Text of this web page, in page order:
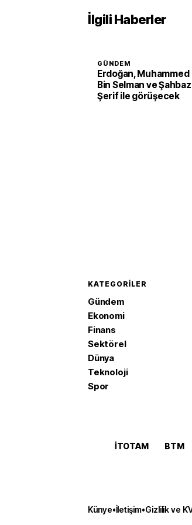
İlgili Haberler
GÜNDEM
Erdoğan, Muhammed
Bin Selman ve Şahbaz
Şerif ile görüşecek
KATEGORILER
Gündem
Ekonomi
Finans
Sektörel
Dünya
Teknoloji
Spor
İTOTAM BTM
Künye•İletişim•Gizlilik ve